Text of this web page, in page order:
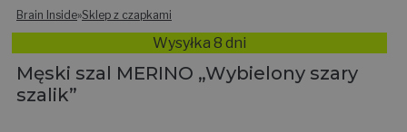
Brain Inside»Sklep z czapkami
Wysyłka 8 dni
Męski szal MERINO „Wybielony szary
szalik”